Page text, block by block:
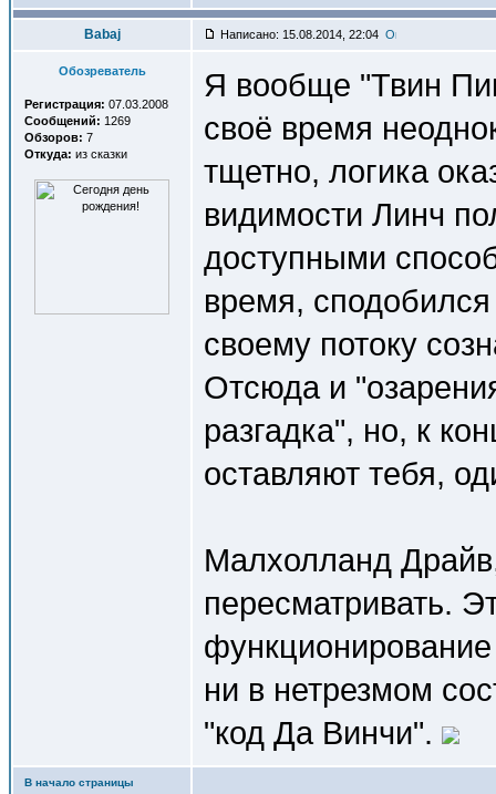
Babaj Написано: 15.08.2014, 22:04
Обозреватель
Регистрация: 07.03.2008
Сообщений: 1269
Обзоров: 7
Откуда: из сказки
Я вообще "Твин
своё время
тщетно, логика
видимости Линч
доступными
время,
своему потоку
Отсюда и
разгадка", но, к
оставляют тебя,
Малхолланд
пересматривать.
ни в нетрезмом
"код Да Винчи".
В начало страницы